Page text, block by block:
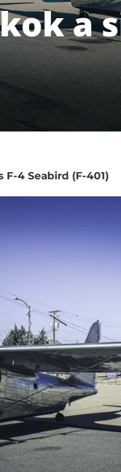
a
4 Seabird (F-401)